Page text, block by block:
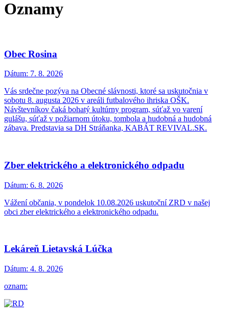
Oznamy
Obec Rosina
Dátum: 7. 8. 2026
Vás srdečne pozýva na Obecné slávnosti, ktoré sa uskutočnia v
sobotu 8. augusta 2026 v areáli futbalového ihriska OŠK.
Návštevníkov čaká bohatý kultúrny program, súťaž vo varení
gulášu, súťaž v požiarnom útoku, tombola a hudobná a hudobná
zábava. Predstavia sa DH Stráňanka, KABÁT REVIVAL.SK.
Zber elektrického a elektronického odpadu
Dátum: 6. 8. 2026
Vážení občania, v pondelok 10.08.2026 uskutoční ZRD v našej
obci zber elektrického a elektronického odpadu.
Lekáreň Lietavská Lúčka
Dátum: 4. 8. 2026
oznam: